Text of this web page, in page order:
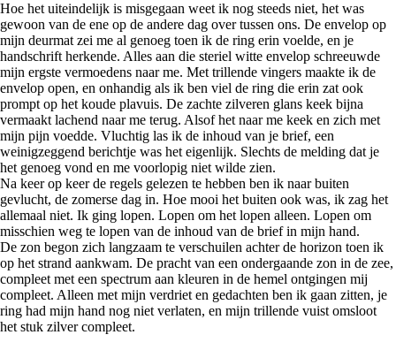
Hoe het uiteindelijk is misgegaan weet ik nog steeds niet, het was
gewoon van de ene op de andere dag over tussen ons. De envelop op
mijn deurmat zei me al genoeg toen ik de ring erin voelde, en je
handschrift herkende. Alles aan die steriel witte envelop schreeuwde
mijn ergste vermoedens naar me. Met trillende vingers maakte ik de
envelop open, en onhandig als ik ben viel de ring die erin zat ook
prompt op het koude plavuis. De zachte zilveren glans keek bijna
vermaakt lachend naar me terug. Alsof het naar me keek en zich met
mijn pijn voedde. Vluchtig las ik de inhoud van je brief, een
weinigzeggend berichtje was het eigenlijk. Slechts de melding dat je
het genoeg vond en me voorlopig niet wilde zien.
Na keer op keer de regels gelezen te hebben ben ik naar buiten
gevlucht, de zomerse dag in. Hoe mooi het buiten ook was, ik zag het
allemaal niet. Ik ging lopen. Lopen om het lopen alleen. Lopen om
misschien weg te lopen van de inhoud van de brief in mijn hand.
De zon begon zich langzaam te verschuilen achter de horizon toen ik
op het strand aankwam. De pracht van een ondergaande zon in de zee,
compleet met een spectrum aan kleuren in de hemel ontgingen mij
compleet. Alleen met mijn verdriet en gedachten ben ik gaan zitten, je
ring had mijn hand nog niet verlaten, en mijn trillende vuist omsloot
het stuk zilver compleet.